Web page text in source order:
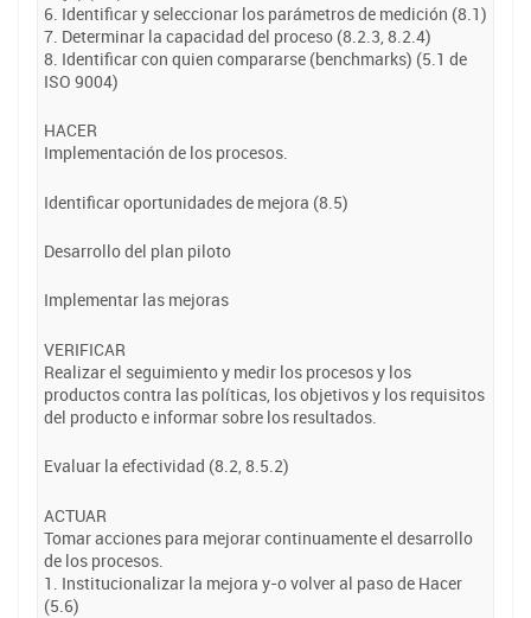
6. Identificar y seleccionar los parámetros de medición (8.1)
7. Determinar la capacidad del proceso (8.2.3, 8.2.4)
8. Identificar con quien compararse (benchmarks) (5.1 de
ISO 9004)
HACER
Implementación de los procesos.
Identificar oportunidades de mejora (8.5)
Desarrollo del plan piloto
Implementar las mejoras
VERIFICAR
Realizar el seguimiento y medir los procesos y los
productos contra las políticas, los objetivos y los requisitos
del producto e informar sobre los resultados.
Evaluar la efectividad (8.2, 8.5.2)
ACTUAR
Tomar acciones para mejorar continuamente el desarrollo
de los procesos.
1. Institucionalizar la mejora y-o volver al paso de Hacer
(5.6)